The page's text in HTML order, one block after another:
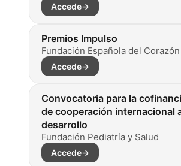
Accede→
Premios Impulso
Fundación Española del Corazón
Accede→
Convocatoria para la
de cooperación internacional
desarrollo
Fundación Pediatría y Salud
Accede→